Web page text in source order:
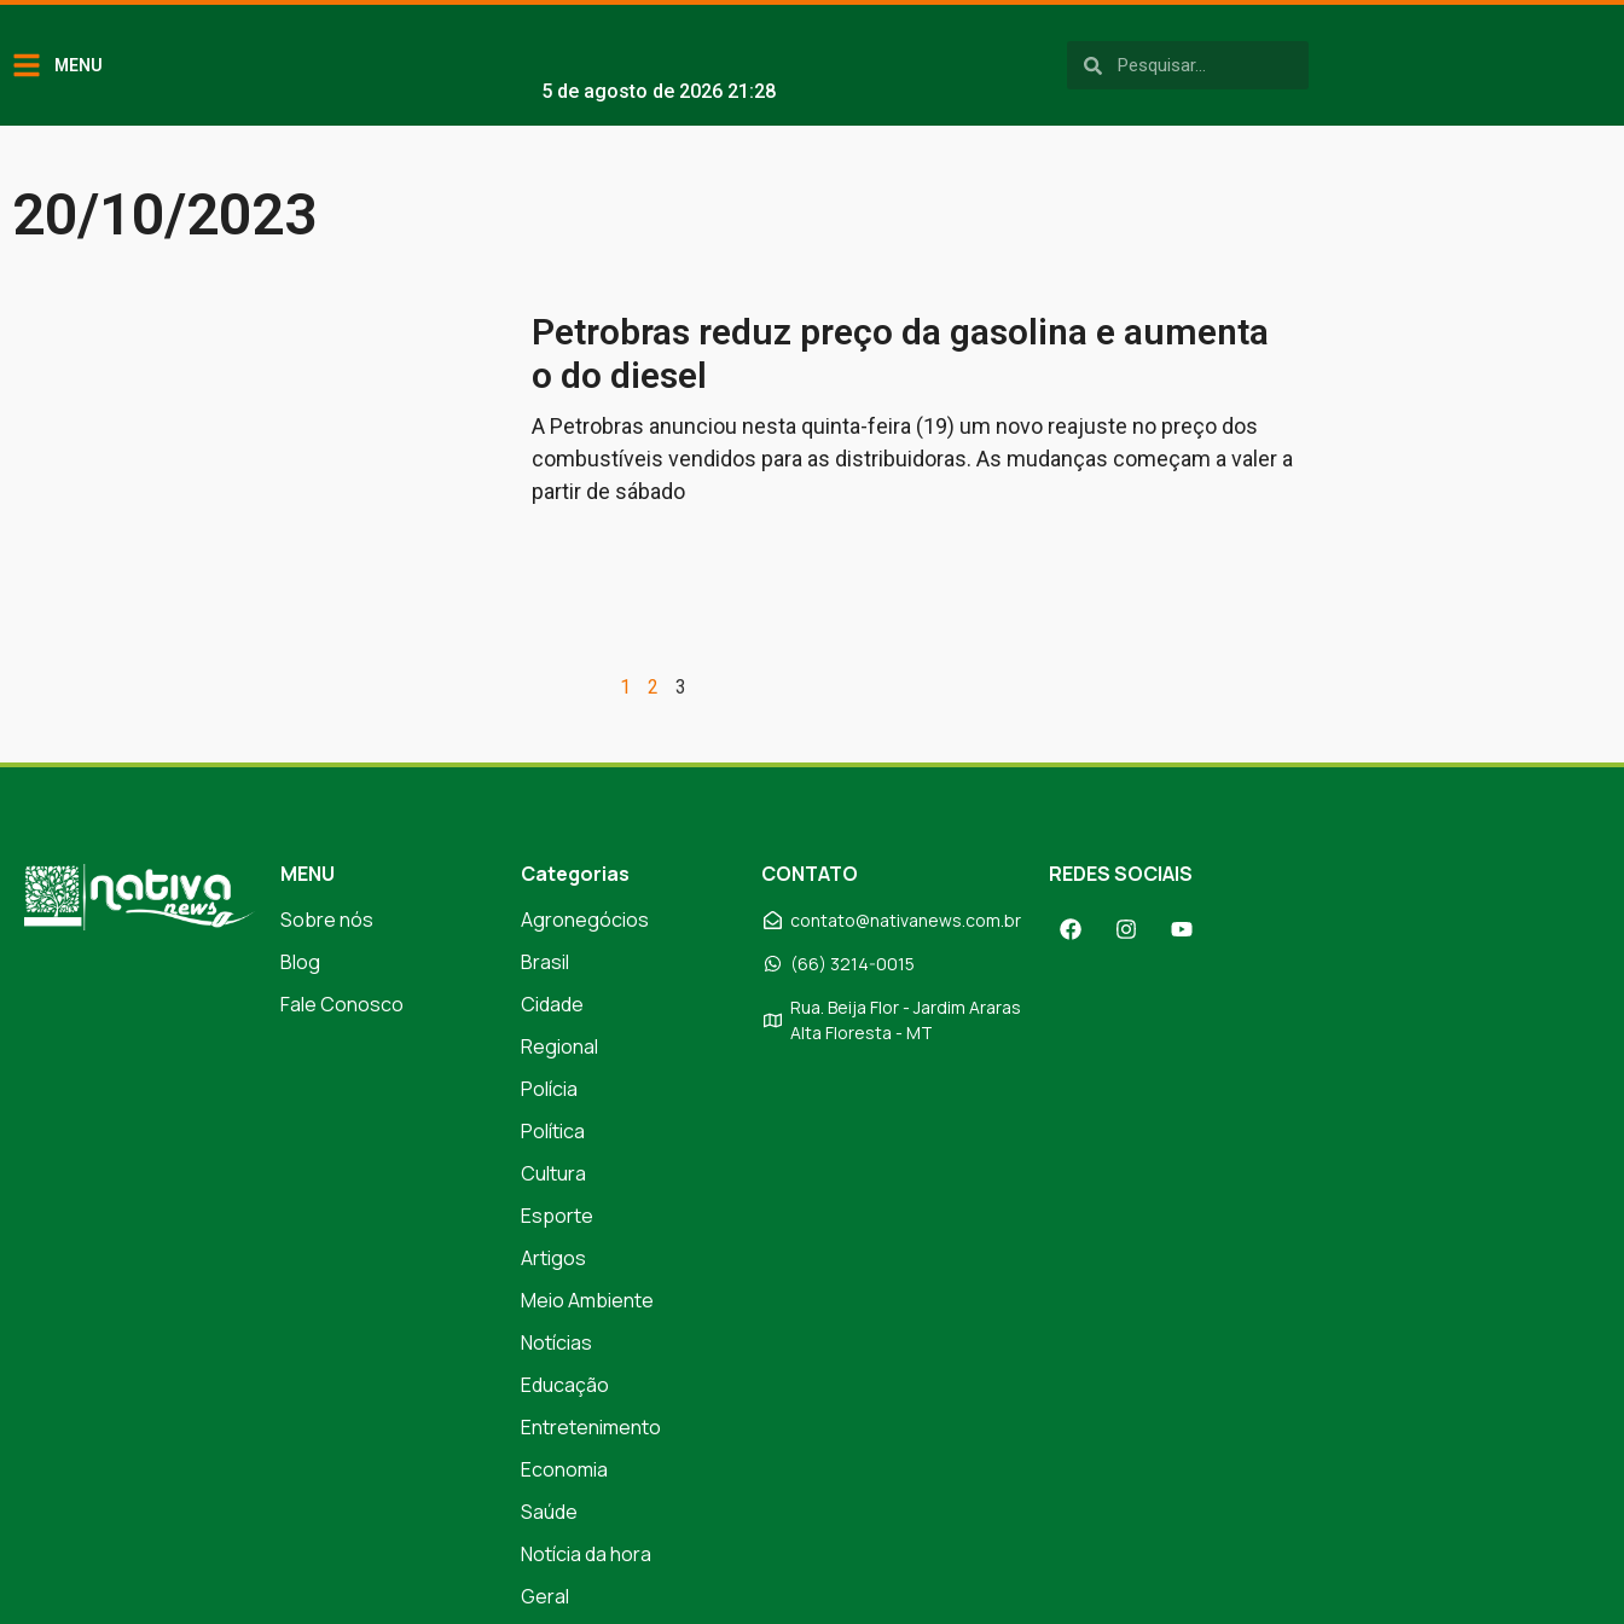
MENU
5 de agosto de 2026 21:28
20/10/2023
Petrobras reduz preço da gasolina e aumenta
o do diesel
A Petrobras anunciou nesta quinta-feira (19) um novo reajuste no preço dos
combustíveis vendidos para as distribuidoras. As mudanças começam a valer a
partir de sábado
1 2 3
MENU
Sobre nós
Blog
Fale Conosco
Categorias
Agronegócios
Brasil
Cidade
Regional
Polícia
Política
Cultura
Esporte
Artigos
Meio Ambiente
Notícias
Educação
Entretenimento
Economia
Saúde
Notícia da hora
Geral
CONTATO
contato@nativanews.com.br
(66) 3214-0015
Rua. Beija Flor - Jardim Araras
Alta Floresta - MT
REDES SOCIAIS